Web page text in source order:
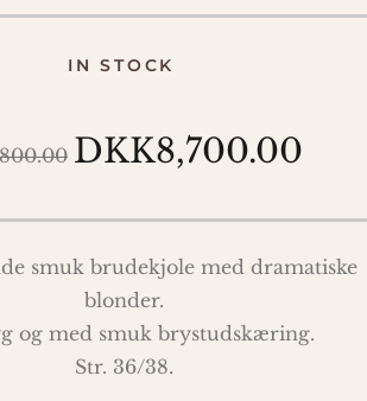
IN STOCK
DKK8,700.00
smuk brudekjole med dramatiske
blonder.
og med smuk brystudskæring.
Str. 36/38.